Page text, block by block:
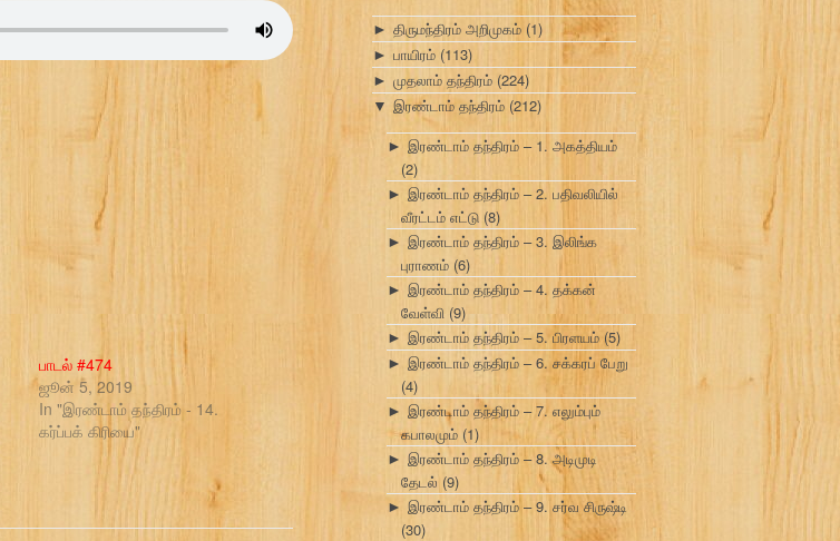
பாடல் #474
ஜூன் 5, 2019
In "இரண்டாம் தந்திரம் - 14.
கர்ப்பக் கிரியை"
► திருமந்திரம் அறிமுகம் (1)
► பாயிரம் (113)
► முதலாம் தந்திரம் (224)
▼ இரண்டாம் தந்திரம் (212)
► இரண்டாம் தந்திரம் – 1. அகத்தியம்
(2)
► இரண்டாம் தந்திரம் – 2. பதிவலியில்
வீரட்டம் எட்டு (8)
► இரண்டாம் தந்திரம் – 3. இலிங்க
புராணம் (6)
► இரண்டாம் தந்திரம் – 4. தக்கன்
வேள்வி (9)
► இரண்டாம் தந்திரம் – 5. பிரளயம் (5)
► இரண்டாம் தந்திரம் – 6. சக்கரப் பேறு
(4)
► இரண்டாம் தந்திரம் – 7. எலும்பும்
கபாலமும் (1)
► இரண்டாம் தந்திரம் – 8. அடிமுடி
தேடல் (9)
► இரண்டாம் தந்திரம் – 9. சர்வ சிருஷ்டி
(30)